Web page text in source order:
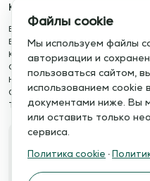
Каталог
База упражнений
База тренировок
Книги
Статьи
Новости
Обучение сервису
Тактический менеджер
Телефон:
Файлы cookie
Мы используем файлы
авторизации и
пользоваться сайтом,
использованием cookie
документами ниже. Вы
или оставить только
сервиса.
Политика cookie ·